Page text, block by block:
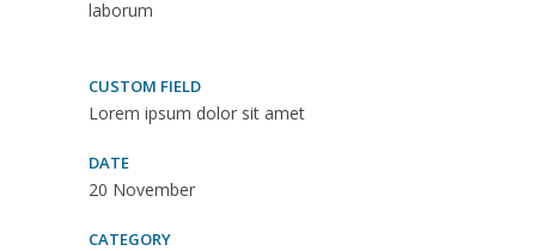
laborum
CUSTOM FIELD
Lorem ipsum dolor sit amet
DATE
20 November
CATEGORY